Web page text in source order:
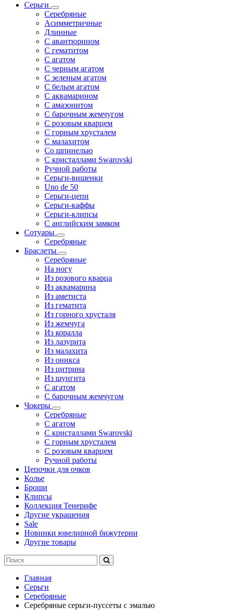
Серьги
Серебряные
Асимметричные
Длинные
С авантюрином
С гематитом
С агатом
С черным агатом
С зеленым агатом
С белым агатом
С аквамарином
С амазонитом
С барочным жемчугом
С розовым кварцем
С горным хрусталем
С малахитом
Со шпинелью
С кристаллами Swarovski
Ручной работы
Серьги-вишенки
Uno de 50
Серьги-цепи
Серьги-каффы
Серьги-клипсы
С английским замком
Сотуары
Серебряные
Браслеты
Серебряные
На ногу
Из розового кварца
Из аквамарина
Из аметиста
Из гематита
Из горного хрусталя
Из жемчуга
Из коралла
Из лазурита
Из малахита
Из оникса
Из цитрина
Из шунгита
С агатом
С барочным жемчугом
Чокеры
Серебряные
С агатом
С кристаллами Swarovski
С горным хрусталем
С розовым кварцем
Ручной работы
Цепочки для очков
Колье
Броши
Клипсы
Коллекция Тенерифе
Другие украшения
Sale
Новинки ювелирной бижутерии
Другие товары
Главная
Серьги
Серебряные
Серебряные серьги-пуссеты с эмалью